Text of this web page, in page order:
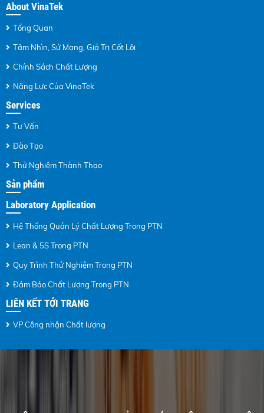
About VinaTek
Tổng Quan
Tầm Nhìn, Sứ Mạng, Giá Trị Cốt Lõi
Chính Sách Chất Lượng
Năng Lực Của VinaTek
Services
Tư Vấn
Đào Tạo
Thử Nghiệm Thành Thạo
Sản phẩm
Laboratory Application
Hệ Thống Quản Lý Chất Lượng Trong PTN
Lean & 5S Trong PTN
Quy Trình Thử Nghiệm Trong PTN
Đảm Bảo Chất Lượng Trong PTN
LIÊN KẾT TỚI TRANG
VP Công nhận Chất lượng